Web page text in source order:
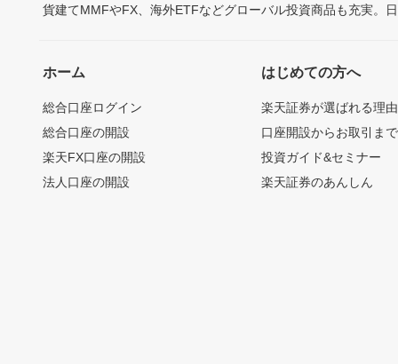
貨建てMMFやFX、海外ETFなどグローバル投資商品も充実。
ホーム
総合口座ログイン
総合口座の開設
楽天FX口座の開設
法人口座の開設
はじめての方へ
楽天証券が選ばれる理由
口座開設からお取引ま
投資ガイド&セミナー
楽天証券のあんしん